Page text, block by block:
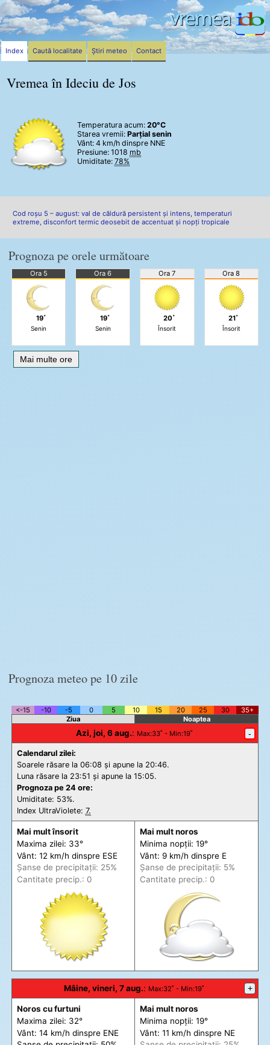
Vremea în Ideciu de Jos
Temperatura acum: 20°C
Starea vremii: Parțial senin
Vânt: 4 km/h dinspre NNE
Presiune: 1018 mb
Umiditate: 78%
Cod roșu 5 – august: val de căldură persistent și intens, temperaturi
extreme, disconfort termic deosebit de accentuat și nopți tropicale
Prognoza pe orele următoare
Ora 5
19˚
Senin
Ora 6
19˚
Senin
Ora 7
20˚
Însorit
Ora 8
21˚
Însorit
Mai multe ore
Prognoza meteo pe 10 zile
<-15 -10 -5 0 5 10 15 20 25 30
35+
Ziua
Noaptea
Azi, joi, 6 aug.: Max:33˚ - Min:19˚ -
Calendarul zilei:
Soarele răsare la 06:08 și apune la 20:46.
Luna răsare la 23:51 și apune la 15:05.
Prognoza pe 24 ore:
Umiditate: 53%.
Index UltraViolete: 7.
Mai mult însorit
Maxima zilei: 33°
Vânt: 12 km/h dinspre ESE
Șanse de precipitații: 25%
Cantitate precip.: 0
Mai mult noros
Minima nopții: 19°
Vânt: 9 km/h dinspre E
Șanse de precipitații: 5%
Cantitate precip.: 0
Mâine, vineri, 7 aug.: Max:32˚ - Min:19˚ +
Noros cu furtuni
Maxima zilei: 32°
Vânt: 14 km/h dinspre ENE
Mai mult noros
Minima nopții: 19°
Vânt: 11 km/h dinspre NE
Index Caută localitate Știri meteo Contact